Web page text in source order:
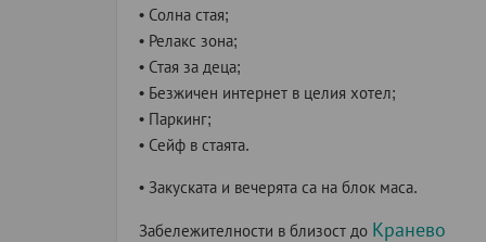
• Солна стая;
• Релакс зона;
• Стая за деца;
• Безжичен интернет в целия хотел;
• Паркинг;
• Сейф в стаята.
• Закуската и вечерята са на блок маса.
Забележителности в близост до Кранево